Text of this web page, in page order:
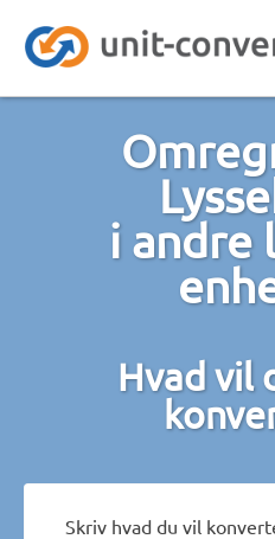
i andre
Hvad vil
Skriv hvad du vil